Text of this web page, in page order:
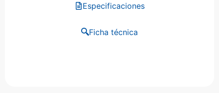
Especificaciones
Ficha técnica